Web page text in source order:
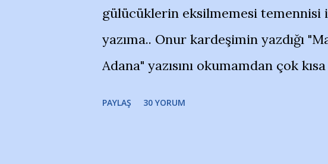
gülücüklerin eksilmemesi temennisi
yazıma.. Onur kardeşimin yazdığı
Adana" yazısını okumamdan çok
PAYLAŞ 30 YORUM